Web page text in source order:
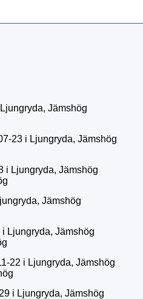
Jämshög
23 i Ljungryda, Jämshög
i Ljungryda, Jämshög
Jämshög
Ljungryda, Jämshög
22 i Ljungryda, Jämshög
i Ljungryda, Jämshög